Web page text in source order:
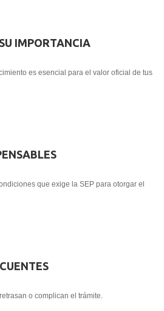
IMPORTANCIA
es esencial para el valor oficial de tus
que exige la SEP para otorgar el
o complican el trámite.